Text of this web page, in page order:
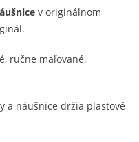
v originálnom
ručne maľované,
a náušnice držia plastové